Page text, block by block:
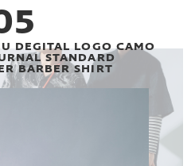
DEGITAL LOGO CAMO
STANDARD
BARBER SHIRT